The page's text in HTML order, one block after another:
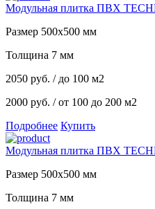
Модульная плитка ПВХ
Размер 500х500 мм
Толщина 7 мм
2050 руб. / до 100 м2
2000 руб. / от 100 до 200 м2
Подробнее Купить
Модульная плитка ПВХ
Размер 500х500 мм
Толщина 7 мм